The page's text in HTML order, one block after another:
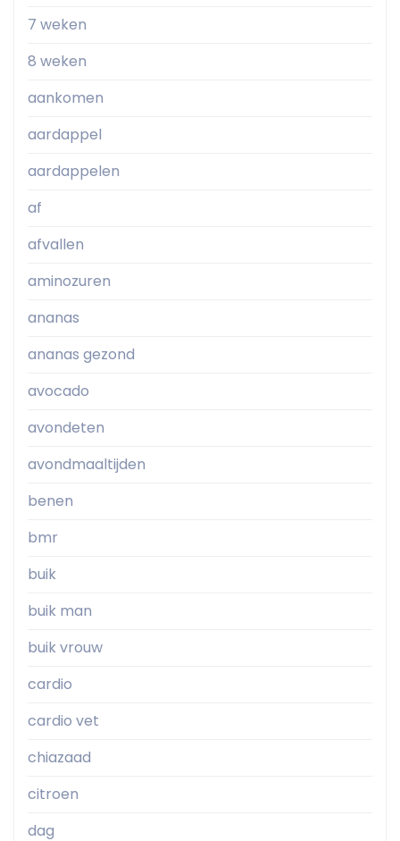
7 weken
8 weken
aankomen
aardappel
aardappelen
af
afvallen
aminozuren
ananas
ananas gezond
avocado
avondeten
avondmaaltijden
benen
bmr
buik
buik man
buik vrouw
cardio
cardio vet
chiazaad
citroen
dag